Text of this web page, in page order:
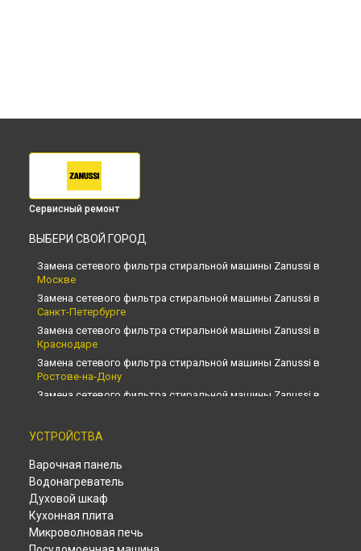
Сервисный ремонт
ВЫБЕРИ СВОЙ ГОРОД
Замена сетевого фильтра стиральной машины Zanussi в
Москве
Замена сетевого фильтра стиральной машины Zanussi в
Санкт-Петербурге
Замена сетевого фильтра стиральной машины Zanussi в
Краснодаре
Замена сетевого фильтра стиральной машины Zanussi в
Ростове-на-Дону
Замена сетевого фильтра стиральной машины Zanussi в
Замена сетевого фильтра стиральной машины Zanussi в
Новосибирске
Замена сетевого фильтра стиральной машины Zanussi в
Челябинске
Замена сетевого фильтра стиральной машины Zanussi в
Екатеринбурге
Замена сетевого фильтра стиральной машины Zanussi в
Казани
УСТРОЙСТВА
Варочная панель
Водонагреватель
Духовой шкаф
Кухонная плита
Микроволновая печь